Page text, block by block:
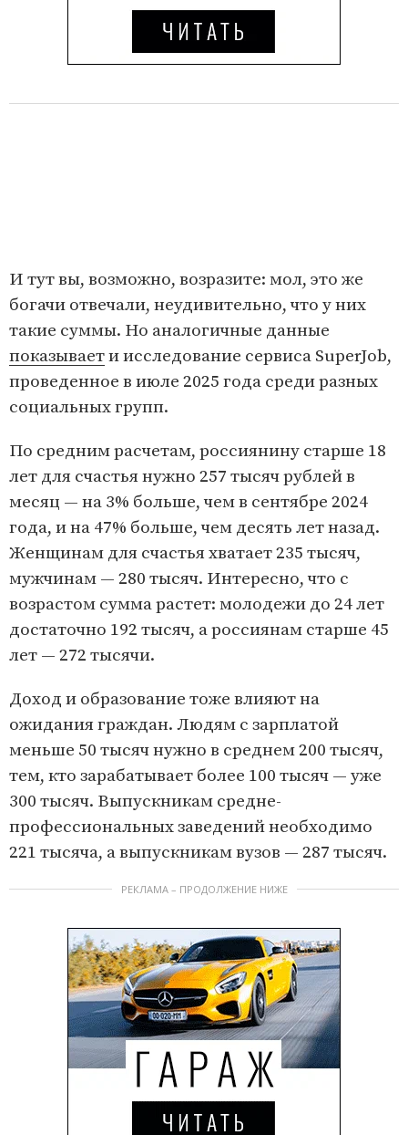
И тут вы, возможно, возразите: мол, это же
богачи отвечали, неудивительно, что у них
такие суммы. Но аналогичные данные
показываети исследование сервиса SuperJob,
проведенное в июле 2025 года среди разных
социальных групп.
По средним расчетам, россиянину старше 18
лет для счастья нужно 257 тысяч рублей в
месяц — на 3% больше, чем в сентябре 2024
года, и на 47% больше, чем десять лет назад.
Женщинам для счастья хватает 235 тысяч,
мужчинам — 280 тысяч. Интересно, что с
возрастом сумма растет: молодежи до 24 лет
достаточно 192 тысяч, а россиянам старше 45
лет — 272 тысячи.
Доход и образование тоже влияют на
ожидания граждан. Людям с зарплатой
меньше 50 тысяч нужно в среднем 200 тысяч,
тем, кто зарабатывает более 100 тысяч — уже
300 тысяч. Выпускникам средне-
профессиональных заведений необходимо
221 тысяча, а выпускникам вузов — 287 тысяч.
РЕКЛАМА – ПРОДОЛЖЕНИЕ НИЖЕ